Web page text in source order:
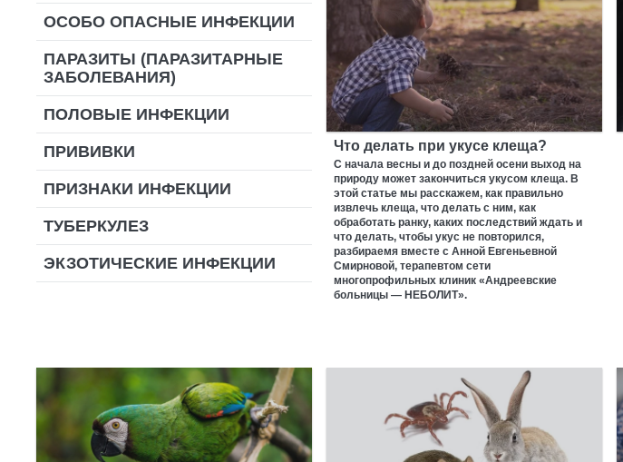
ОСОБО ОПАСНЫЕ ИНФЕКЦИИ
ПАРАЗИТЫ (ПАРАЗИТАРНЫЕ
ЗАБОЛЕВАНИЯ)
ПОЛОВЫЕ ИНФЕКЦИИ
ПРИВИВКИ
ПРИЗНАКИ ИНФЕКЦИИ
ТУБЕРКУЛЕЗ
ЭКЗОТИЧЕСКИЕ ИНФЕКЦИИ
Что делать при укусе клеща?
С начала весны и до поздней осени выход на
природу может закончиться укусом клеща. В
этой статье мы расскажем, как правильно
извлечь клеща, что делать с ним, как
обработать ранку, каких последствий ждать и
что делать, чтобы укус не повторился,
разбираемя вместе с Анной Евгеньевной
Смирновой, терапевтом сети
многопрофильных клиник «Андреевские
больницы — НЕБОЛИТ».